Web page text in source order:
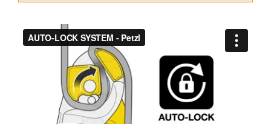
consulter. Vous devez avoir compris les
informations de la notice technique pour
pouvoir comprendre ce complément
d’informations.
Maîtriser ces techniques nécessite une
formation et un entraînement spécifique. Validez
avec un professionnel votre capacité à refaire
la manipulation, seul, en toute sécurité, avant